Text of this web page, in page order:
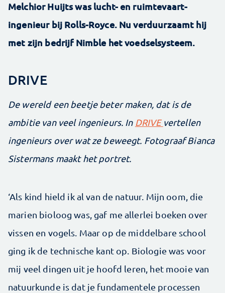
Melchior Huijts was lucht- en ruimtevaart­
ingenieur bij Rolls-Royce. Nu verduurzaamt hij
met zijn bedrijf Nimble het voedselsysteem.
DRIVE
De wereld een beetje beter maken, dat is de
ambitie van veel ingenieurs. In DRIVE vertellen
ingenieurs over wat ze beweegt. Fotograaf Bianca
Sistermans maakt het portret.
‘Als kind hield ik al van de natuur. Mijn oom, die
marien bioloog was, gaf me allerlei boeken over
vissen en vogels. Maar op de middelbare school
ging ik de technische kant op. Biologie was voor
mij veel dingen uit je hoofd leren, het mooie van
natuurkunde is dat je fundamentele processen